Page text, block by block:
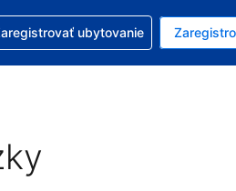
máte zvolenú menu Americký
máte zvolený jazyk V
pomoc s rezerváciou
ubytovanie